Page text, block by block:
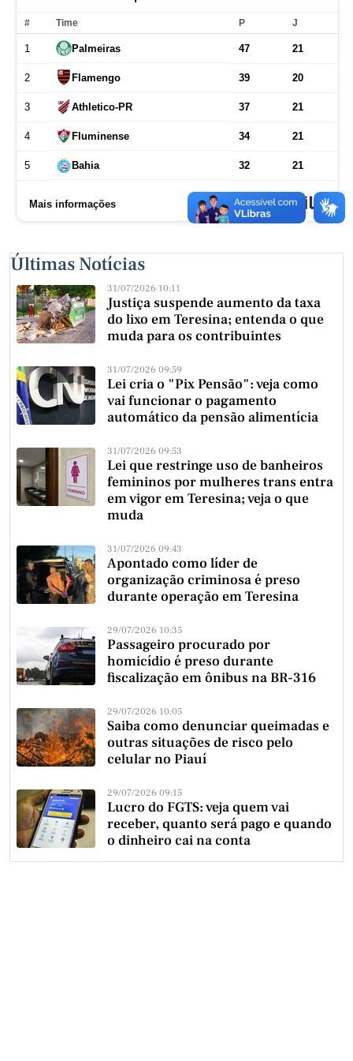
Últimas Notícias
31/07/2026 10:11
Justiça suspende aumento da taxa
do lixo em Teresina; entenda o que
muda para os contribuintes
31/07/2026 09:59
Lei cria o "Pix Pensão": veja como
vai funcionar o pagamento
automático da pensão alimentícia
31/07/2026 09:53
Lei que restringe uso de banheiros
femininos por mulheres trans entra
em vigor em Teresina; veja o que
muda
31/07/2026 09:43
Apontado como líder de
organização criminosa é preso
durante operação em Teresina
29/07/2026 10:35
Passageiro procurado por
homicídio é preso durante
fiscalização em ônibus na BR-316
29/07/2026 10:05
Saiba como denunciar queimadas e
outras situações de risco pelo
celular no Piauí
29/07/2026 09:15
Lucro do FGTS: veja quem vai
receber, quanto será pago e quando
o dinheiro cai na conta